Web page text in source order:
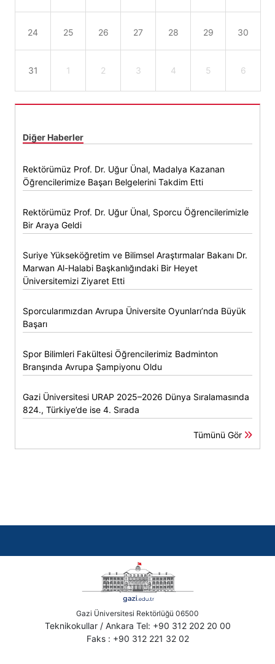
24 25 26 27 28 29 30
31 1 2 3 4 5 6
Diğer Haberler
Rektörümüz Prof. Dr. Uğur Ünal, Madalya Kazanan
Öğrencilerimize Başarı Belgelerini Takdim Etti
Rektörümüz Prof. Dr. Uğur Ünal, Sporcu Öğrencilerimizle
Bir Araya Geldi
Suriye Yükseköğretim ve Bilimsel Araştırmalar Bakanı Dr.
Marwan Al-Halabi Başkanlığındaki Bir Heyet
Üniversitemizi Ziyaret Etti
Sporcularımızdan Avrupa Üniversite Oyunları’nda Büyük
Başarı
Spor Bilimleri Fakültesi Öğrencilerimiz Badminton
Branşında Avrupa Şampiyonu Oldu
Gazi Üniversitesi URAP 2025–2026 Dünya Sıralamasında
824., Türkiye’de ise 4. Sırada
Tümünü Gör
Gazi Üniversitesi Rektörlüğü 06500
Teknikokullar / Ankara Tel: +90 312 202 20 00
Faks : +90 312 221 32 02